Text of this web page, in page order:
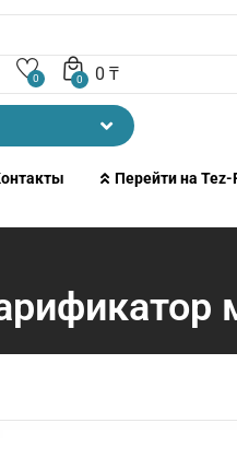
0 0 ₸
0
Перейти на Tez-